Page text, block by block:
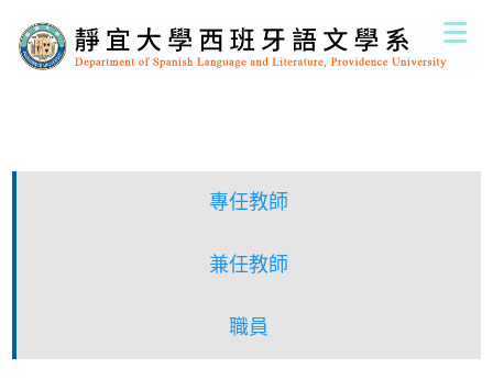
到
主
專任教師
兼任教師
職員